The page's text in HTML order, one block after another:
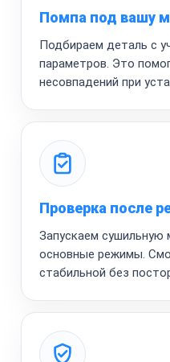
Помпа под вашу
Подбираем деталь с
параметров. Это
несовпадений при
Проверка после
Запускаем сушильную
основные режимы.
стабильной без